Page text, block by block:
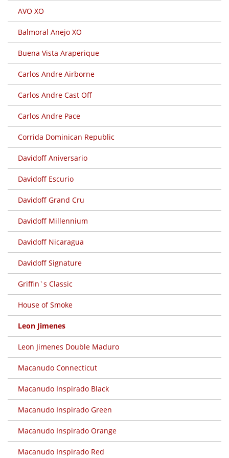
AVO XO
Balmoral Anejo XO
Buena Vista Araperique
Carlos Andre Airborne
Carlos Andre Cast Off
Carlos Andre Pace
Corrida Dominican Republic
Davidoff Aniversario
Davidoff Escurio
Davidoff Grand Cru
Davidoff Millennium
Davidoff Nicaragua
Davidoff Signature
Griffin`s Classic
House of Smoke
Leon Jimenes
Leon Jimenes Double Maduro
Macanudo Connecticut
Macanudo Inspirado Black
Macanudo Inspirado Green
Macanudo Inspirado Orange
Macanudo Inspirado Red